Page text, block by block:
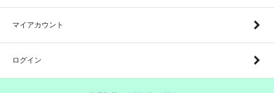
マイアカウント
ログイン